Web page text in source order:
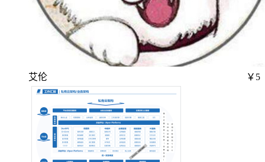
艾伦 ￥5